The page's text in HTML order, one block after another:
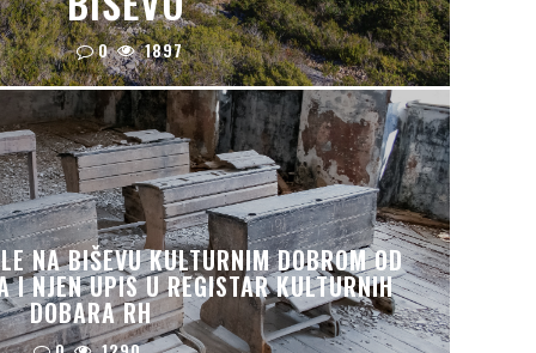
0 1897
NA BIŠEVU KULTURNIM DOBROM OD
I NJEN UPIS U REGISTAR KULTURNIH
DOBARA RH